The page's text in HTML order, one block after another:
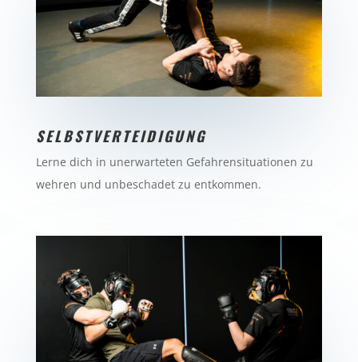
SELBSTVERTEIDIGUNG
Lerne dich in unerwarteten Gefahrensituationen zu
wehren und unbeschadet zu entkommen.